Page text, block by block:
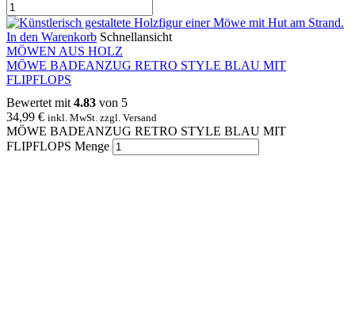
In den Warenkorb Schnellansicht
MÖWEN AUS HOLZ
MÖWE BADEANZUG RETRO STYLE BLAU MIT
FLIPFLOPS
Bewertet mit 4.83 von 5
34,99 € inkl. MwSt. zzgl. Versand
MÖWE BADEANZUG RETRO STYLE BLAU MIT
FLIPFLOPS Menge